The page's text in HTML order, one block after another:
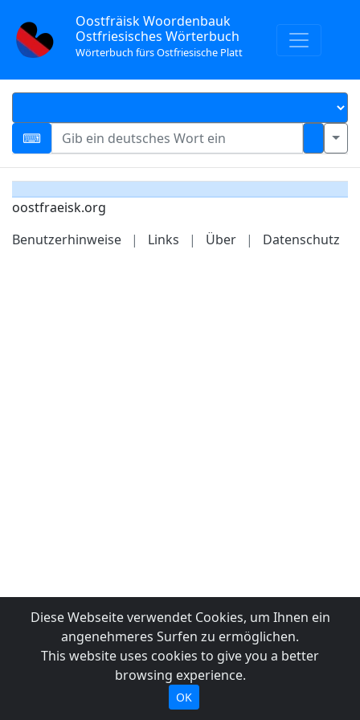
Oostfräisk Woordenbauk
Ostfriesisches Wörterbuch
Wörterbuch fürs Ostfriesische Platt
oostfraeisk.org
Benutzerhinweise
| Links | Über | Datenschutz
Diese Webseite verwendet Cookies, um Ihnen ein
angenehmeres Surfen zu ermöglichen.
This website uses cookies to give you a better
browsing experience.
OK